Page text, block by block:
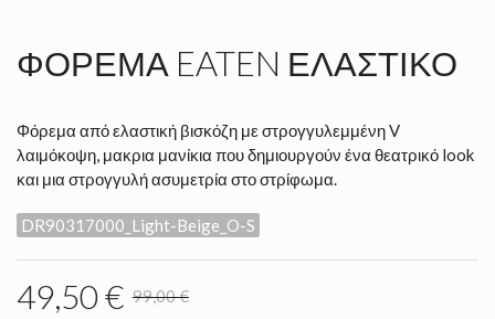
ΦΌΡΕΜΑ EATEN ΕΛΑΣΤΙΚΌ
Φόρεμα από ελαστική βισκόζη με στρογγυλεμμένη V
λαιμόκοψη, μακρια μανίκια που δημιουργούν ένα θεατρικό look
και μια στρογγυλή ασυμετρία στο στρίφωμα.
DR90317000_Light-Beige_O-S
49,50 € 99,00 €